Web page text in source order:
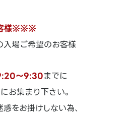
様※※※
場ご希望のお客様
～9:30までに
にお集まり下さい。
をお掛けしない為、